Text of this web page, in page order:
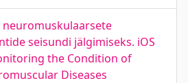
neuromuskulaarsete
seisundi jälgimiseks. iOS
the Condition of
Diseases